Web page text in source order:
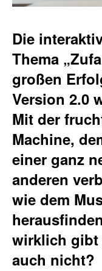
Die
Thema
großen
Version 2.0
Mit der
Machine,
einer ganz
anderen
wie dem
wirklich gibt
auch nicht?